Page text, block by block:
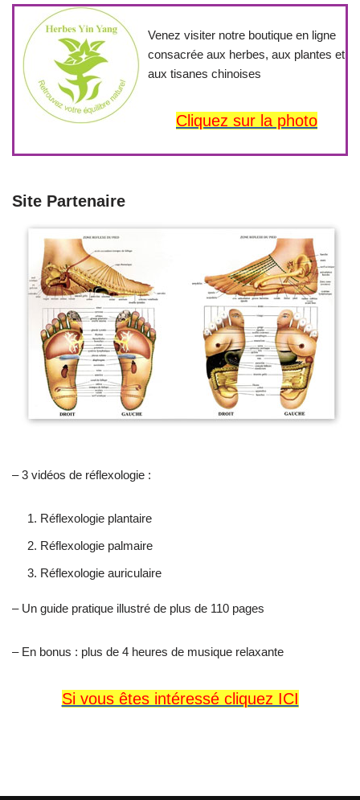
Venez visiter notre boutique en ligne
consacrée aux herbes, aux plantes et
aux tisanes chinoises
Cliquez sur la photo
Site Partenaire
– 3 vidéos de réflexologie :
Réflexologie plantaire
Réflexologie palmaire
Réflexologie auriculaire
– Un guide pratique illustré de plus de 110 pages
– En bonus : plus de 4 heures de musique relaxante
Si vous êtes intéressé cliquez ICI